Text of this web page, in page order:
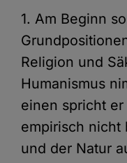
1. Am Beginn
Religion und
Humanismus
einen spricht
empirisch nicht
und der Natur